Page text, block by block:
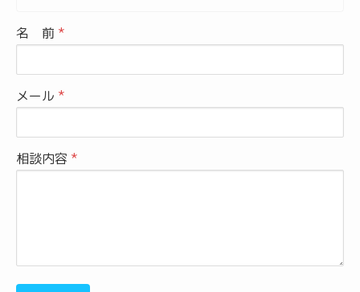
名 前
メール
相談内容